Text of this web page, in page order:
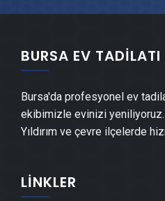
Keles Şömine Yapımı
Keles Mermer & Doğal
Keles Alçıpan Ustası
Keles Şap Ustası
Keles Alçı & Sıva Ustası
BURSA EV TADILATI
Bursa'da profesyonel ev
ekibimizle evinizi
Yıldırım ve çevre ilçelerde
LINKLER